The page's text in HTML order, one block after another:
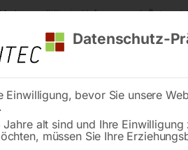
Lieferung nach
Datenschutz-
Einwilligung, bevor Sie unsere
Jahre alt sind und Ihre
müssen Sie Ihre